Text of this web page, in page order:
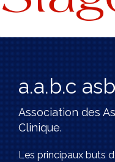
a.a.b.c
Association des
Clinique.
Les principaux buts